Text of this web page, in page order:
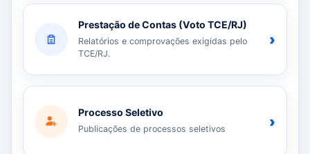
Prestação de Contas (Voto TCE/RJ)
Relatórios e comprovações exigidas pelo
TCE/RJ.
›
Processo Seletivo
Publicações de processos seletivos ›